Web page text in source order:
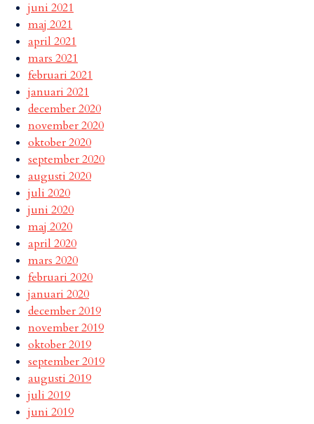
juni 2021
maj 2021
april 2021
mars 2021
februari 2021
januari 2021
december 2020
november 2020
oktober 2020
september 2020
augusti 2020
juli 2020
juni 2020
maj 2020
april 2020
mars 2020
februari 2020
januari 2020
december 2019
november 2019
oktober 2019
september 2019
augusti 2019
juli 2019
juni 2019